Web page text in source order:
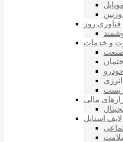
فناوری روز
و خدمات
خودرو
انرژی
مالی
لایف استایل